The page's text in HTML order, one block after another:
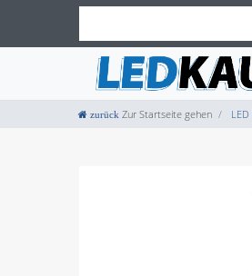
Zur Startseite gehen LED